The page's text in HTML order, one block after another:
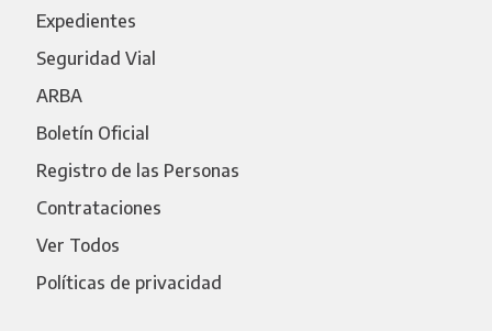
Expedientes
Seguridad Vial
ARBA
Boletín Oficial
Registro de las Personas
Contrataciones
Ver Todos
Políticas de privacidad